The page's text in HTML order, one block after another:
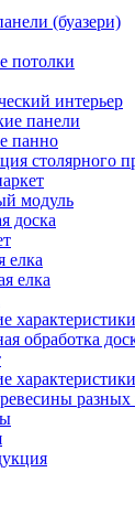
(буазери)
потолки
интерьер
панели
панно
столярного
модуль
доска
елка
елка
характеристики
обработка
характеристики
разных